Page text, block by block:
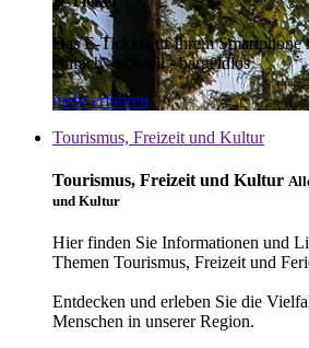
Das E-Ticket auf Ihrem
einfach - schnell - bargeldlos
mehr erfahren
Tourismus, Freizeit und Kultur
Tourismus, Freizeit und Kultur
und Kultur
Hier finden Sie Informationen und
Themen Tourismus, Freizeit und
Entdecken und erleben Sie die
Menschen in unserer Region.